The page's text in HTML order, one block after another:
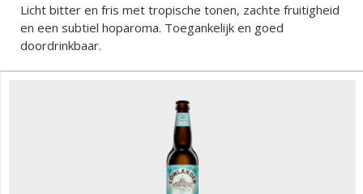
Licht bitter en fris met tropische tonen, zachte fruitigheid
en een subtiel hoparoma. Toegankelijk en goed
doordrinkbaar.